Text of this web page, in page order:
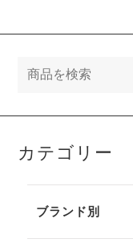
カテゴリー
ブランド別